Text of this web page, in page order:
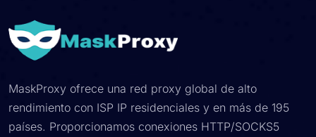
MaskProxy ofrece una red proxy global de alto
rendimiento con ISP IP residenciales y en más de 195
países. Proporcionamos conexiones HTTP/SOCKS5